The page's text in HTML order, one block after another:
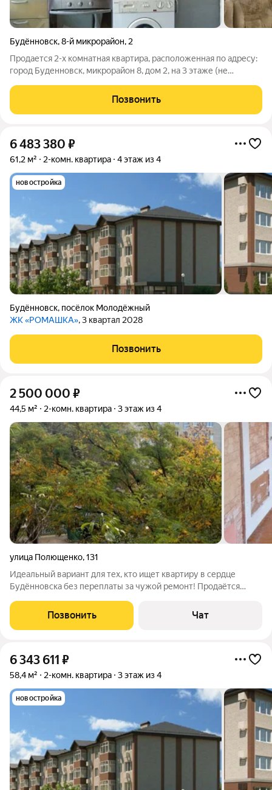
Будённовск,8-й микрорайон, 2
Продается 2-х комнатная квартира, расположенная по адресу:
город Буденновск, микрорайон 8, дом 2, на 3 этаже (не
балкон. Косметический ремонт, окна ПВХ (в т. ч. входная
группа на балкон),
Позвонить
6 483 380 ₽
61,2 м² 2-комн. квартира 4 этаж из 4
новостройка
Будённовск, посёлок Молодёжный
ЖК «РОМАШКА», 3 квартал 2028
Позвонить
2 500 000 ₽
44,5 м² 2-комн. квартира 3 этаж из 4
улица Полющенко,131
Идеальный вариант для тех, кто ищет квартиру в сердце
Будённовска без переплаты за чужой ремонт! Продаётся
Два собственника (брат и сестра), получили в наследство,
продают без торга. Все
Позвонить Чат
6 343 611 ₽
58,4 м² 2-комн. квартира 3 этаж из 4
новостройка